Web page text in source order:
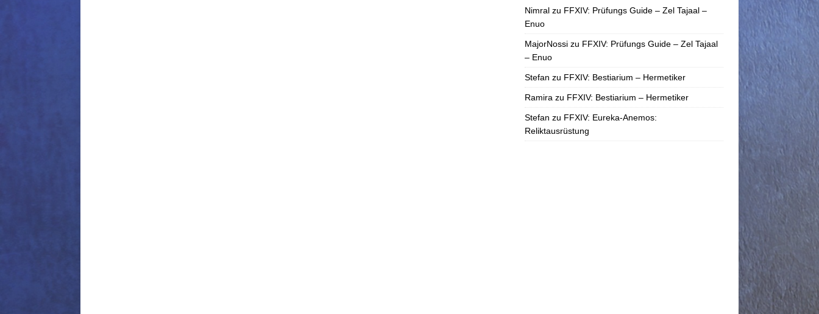
Nimralzu FFXIV: Prüfungs Guide – Zel Tajaal –
Enuo
MajorNossizu FFXIV: Prüfungs Guide – Zel Tajaal
– Enuo
Stefan zu FFXIV: Bestiarium – Hermetiker
Ramira zu FFXIV: Bestiarium – Hermetiker
Stefan zu FFXIV: Eureka-Anemos:
Reliktausrüstung